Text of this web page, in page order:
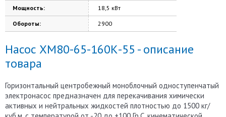
Мощность: 18,5 кВт
Обороты: 2900
Насос ХМ80-65-160К-55 - описание
товара
Горизонтальный центробежный моноблочный одноступенчатый
электронасос предназначен для перекачивания химически
активных и нейтральных жидкостей плотностью до 1500 кг/